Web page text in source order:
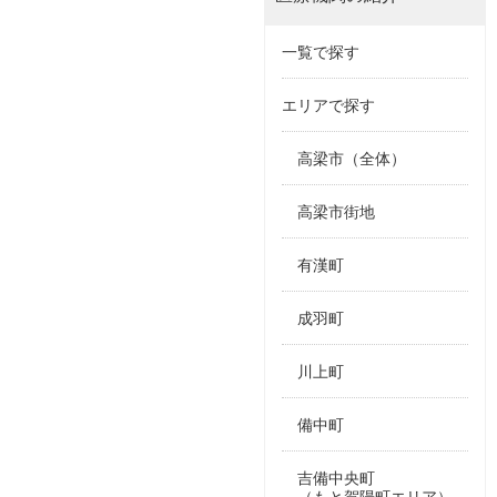
一覧で探す
エリアで探す
高梁市（全体）
高梁市街地
有漢町
成羽町
川上町
備中町
吉備中央町